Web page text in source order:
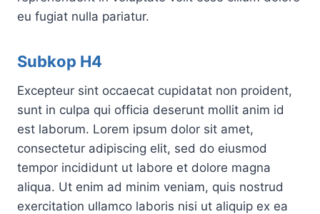
eu fugiat nulla pariatur.
Subkop H4
Excepteur sint occaecat cupidatat non proident,
sunt in culpa qui officia deserunt mollit anim id
est laborum. Lorem ipsum dolor sit amet,
consectetur adipiscing elit, sed do eiusmod
tempor incididunt ut labore et dolore magna
aliqua. Ut enim ad minim veniam, quis nostrud
exercitation ullamco laboris nisi ut aliquip ex ea